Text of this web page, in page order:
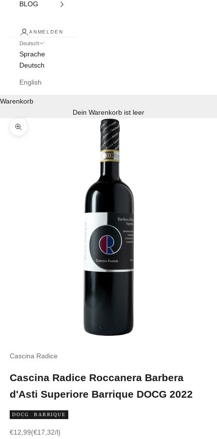
BLOG
ANMELDEN
Deutsch
Sprache
Deutsch
English
Warenkorb
Dein Warenkorb ist leer
Bild vergrößern
Cascina Radice
Cascina Radice Roccanera Barbera
d'Asti Superiore Barrique DOCG 2022
DOCG BARRIQUE
Angebot
€12,99(€17,32/l)